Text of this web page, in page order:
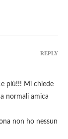
più!!! Mi chiede
normali amica
non ho nessun
REPLY